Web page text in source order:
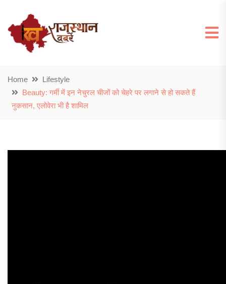
Home
Lifestyle
Beauty: गर्मी में इन नेचुरल चीजों को चेहरे पर लगाने से हो सकते हैं
नुकसान, एलोवेरा भी है शामिल